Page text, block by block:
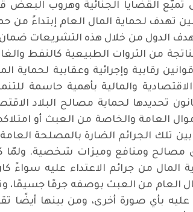
القضايا الجنائية وهروب البعض
تهدف لحماية المال العام إبتداءً من
وتهدف الدول من خلال هذه التشريعات
من الثروات الطبيعية كالنفط
رقابية وإجرائية وعقابية لحماية
والمالية بأهمية حاسمة
تحديدها لحماية مصالح البلاد
العامة والخاصة من العبث أو
تلك الجرائم الضارة بالمصلحة
ومنافع وميزات شخصية. ولمّا
المال من جرائم الاعتداء عليه سواءً
العام من العبث بوصفه جرمًا جسيمًا،
عليه بأي صورة أخرى، ومن بينها